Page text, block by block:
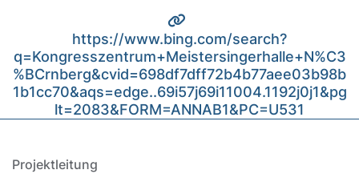
https://www.bing.com/search?
q=Kongresszentrum+Meistersingerhalle+N%C3
%BCrnberg&cvid=698df7dff72b4b77aee03b98b
1b1cc70&aqs=edge..69i57j69i11004.1192j0j1&pg
lt=2083&FORM=ANNAB1&PC=U531
Projektleitung